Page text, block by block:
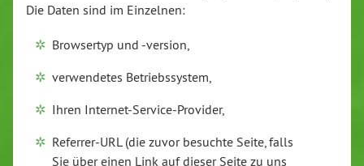
Die Daten sind im Einzelnen:
Browsertyp und -version,
verwendetes Betriebssystem,
Ihren Internet-Service-Provider,
Referrer-URL (die zuvor besuchte Seite, falls
Sie über einen Link auf dieser Seite zu uns